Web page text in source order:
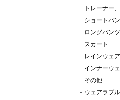
トレーナー
ショートパ
ロングパンツ
スカート
レインウェア
インナーウ
その他
- ウェアラブ